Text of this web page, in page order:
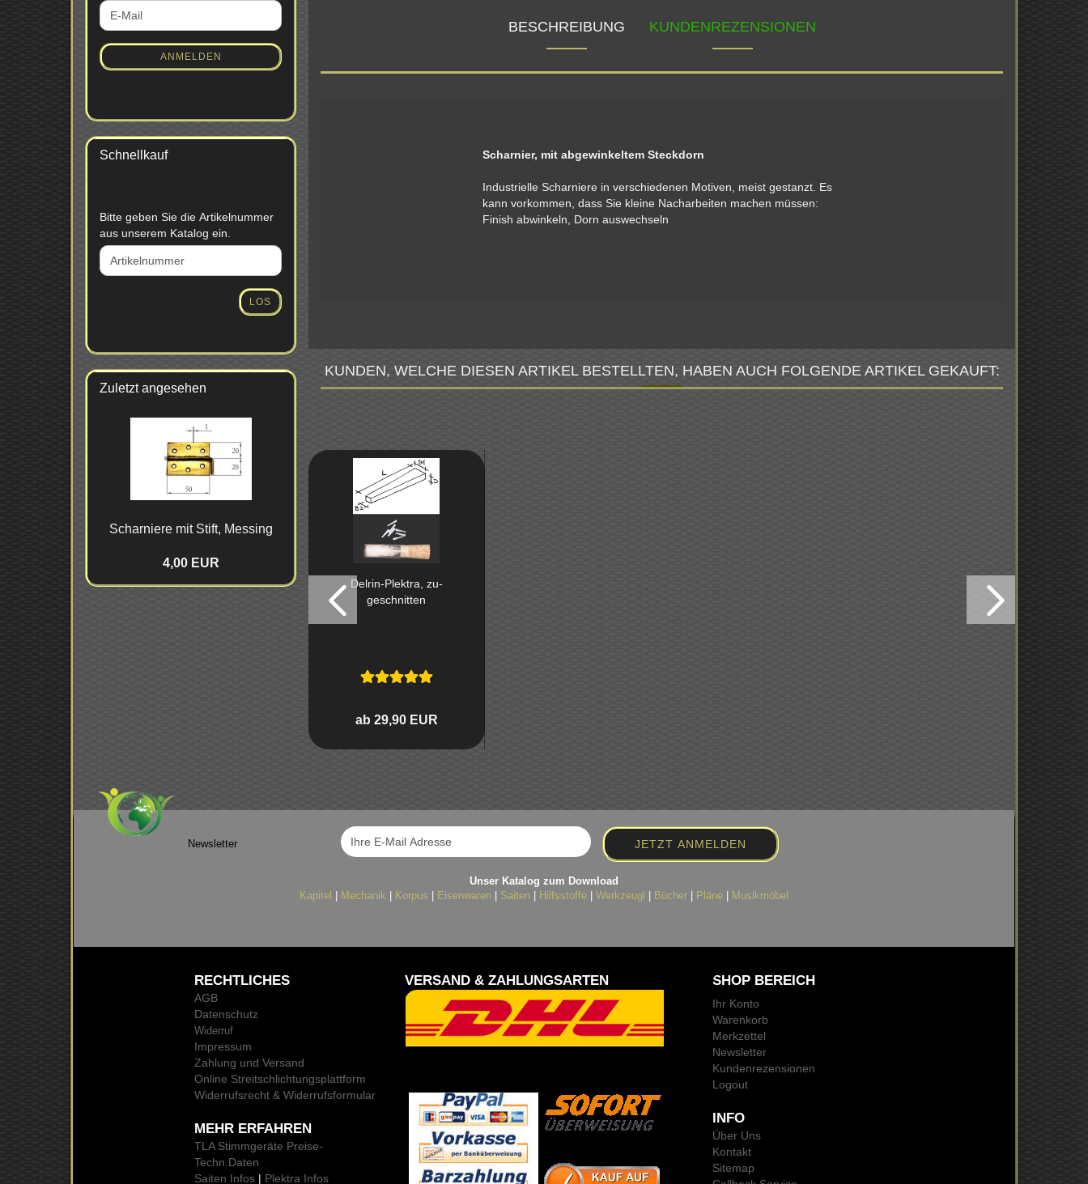
BESCHREIBUNG KUNDENREZENSIONEN
Scharnier, mit abgewinkeltem Steckdorn
Industrielle Scharniere in verschiedenen Motiven, meist gestanzt. Es
kann vorkommen, dass Sie kleine Nacharbeiten machen müssen:
Finish abwinkeln, Dorn auswechseln
KUNDEN, WELCHE DIESEN ARTIKEL BESTELLTEN, HABEN AUCH FOLGENDE ARTIKEL GEKAUFT:
Delrin-​​Plek­tra, zu­
ge­schnit­ten
ab 29,90 EUR
WEITER
ZUR
ANMELDUNG
E-
Mail
ANMELDEN
Schnellkauf
BITTE
GEBEN
SIE
DIE
Bitte geben Sie die Artikelnummer
aus unserem Katalog ein.
LOS
Zuletzt angesehen
Schar­nie­re mit Stift, Mes­sing
4,00 EUR
Newsletter
Unser Katalog zum Download
Kapitel
Mechanik Korpus Eisenwaren Saiten Hilfsstoffe Werkzeugl Bücher Pläne Musikmöbel
RECHTLICHES
AGB
Datenschutz
Widerruf
Impressum
Zahlung und Versand
Online Streitschlichtungsplattform
Widerrufsrecht & Widerrufsformular
MEHR ERFAHREN
TLA Stimmgeräte Preise-
Techn.Daten
Saiten Infos | Plektra Infos
VERSAND & ZAHLUNGSARTEN SHOP BEREICH
Ihr Konto
Warenkorb
Merkzettel
Newsletter
Kundenrezensionen
Logout
INFO
Über Uns
Kontakt
Sitemap